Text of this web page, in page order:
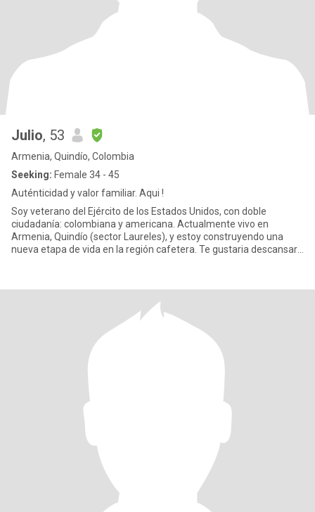
Julio, 53
Armenia, Quindío, Colombia
Seeking: Female 34 - 45
Auténticidad y valor familiar. Aqui !
Soy veterano del Ejército de los Estados Unidos, con doble
ciudadanía: colombiana y americana. Actualmente vivo en
Armenia, Quindío (sector Laureles), y estoy construyendo una
nueva etapa de vida en la región cafetera. Te gustaria descansar